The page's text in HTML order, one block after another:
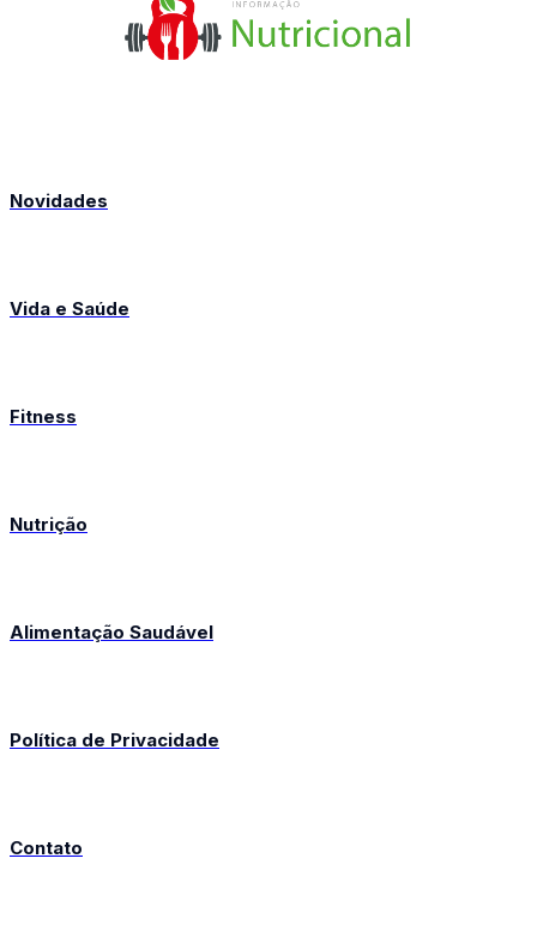
Novidades
Vida e Saúde
Fitness
Nutrição
Alimentação Saudável
Política de Privacidade
Contato